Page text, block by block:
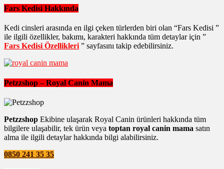
Fars Kedisi Hakkında
Kedi cinsleri arasında en ilgi çeken türlerden biri olan “Fars Kedisi ”
ile ilgili özellikler, bakımı, karakteri hakkında tüm detaylar için ”
Fars Kedisi Özellikleri ” sayfasını takip edebilirsiniz.
Petzzshop – Royal Canin Mama
Petzzshop Ekibine ulaşarak Royal Canin ürünleri hakkında tüm
bilgilere ulaşabilir, tek ürün veya toptan royal canin mama satın
alma ile ilgili detaylar hakkında bilgi alabilirsiniz.
0850 241 35 35